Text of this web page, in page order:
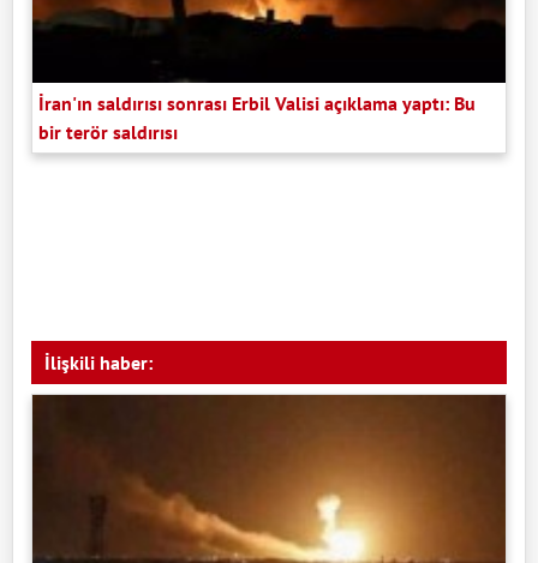
İran'ın saldırısı sonrası Erbil Valisi açıklama yaptı: Bu
bir terör saldırısı
İlişkili haber: